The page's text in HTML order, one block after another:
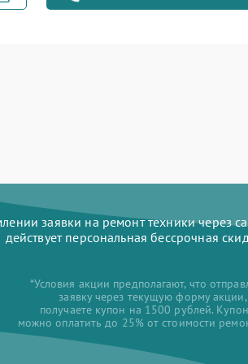
заявки на ремонт техники через
действует персональная бессрочная
*Условия акции предполагают, что
заявку через текущую форму
получаете купон на 1500 рублей.
можно оплатить до 25% от стоимости